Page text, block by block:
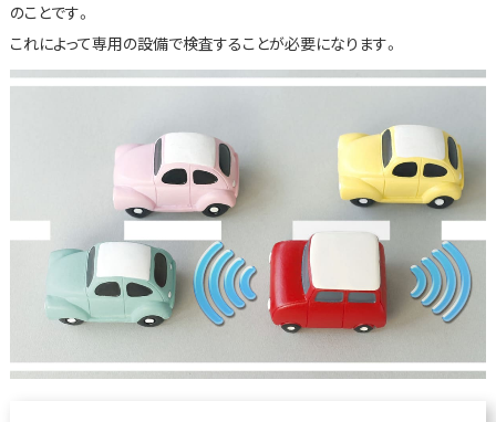
のことです。
これによって専用の設備で検査することが必要になります。